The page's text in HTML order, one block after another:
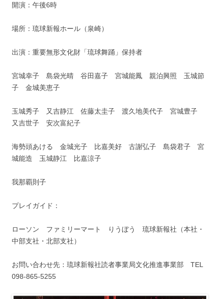
開演：午後6時
場所：琉球新報ホール（泉崎）
出演：重要無形文化財「琉球舞踊」保持者
宮城幸子 島袋光晴 谷田嘉子 宮城能鳳 親泊興照 玉城節
子 金城美恵子
玉城秀子 又吉静江 佐藤太圭子 渡久地美代子 宮城豊子
又吉世子 安次富紀子
海勢頭あける 金城光子 比嘉美好 古謝弘子 島袋君子 宮
城能造 玉城静江 比嘉涼子
我那覇則子
プレイガイド：
ローソン ファミリーマート りうぼう 琉球新報社（本社・
中部支社・北部支社）
お問い合わせ先：琉球新報社読者事業局文化推進事業部 TEL
098‐865‐5255